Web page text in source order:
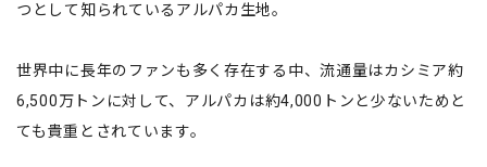
つとして知られているアルパカ生地。
世界中に長年のファンも多く存在する中、流通量はカシミア約
6,500万トンに対して、アルパカは約4,000トンと少ないためと
ても貴重とされています。